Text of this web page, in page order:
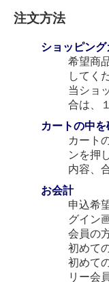
注文方法
ショッピン
希望商
してく
当ショ
合は、
カートの中
カート
ンを押
内容、
お会計
申込希
グイン
会員の
初めて
初めて
リー会